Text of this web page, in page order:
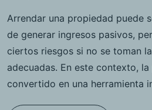
Arrendar una propiedad puede
de generar ingresos pasivos,
ciertos riesgos si no se toman
adecuadas. En este contexto,
convertido en una herramienta